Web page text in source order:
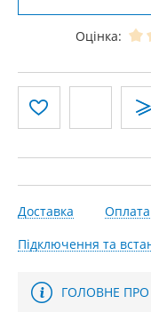
Оцінка:
Доставка Оплата
Підключення та
ГОЛОВНЕ